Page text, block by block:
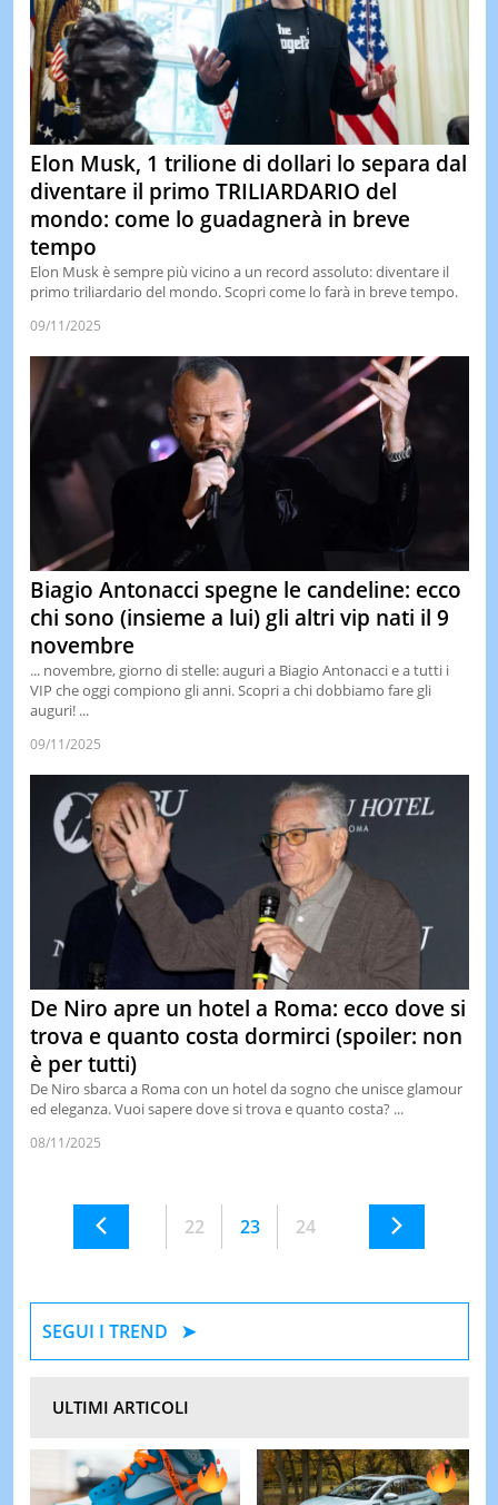
Elon Musk, 1 trilione di dollari lo separa dal
diventare il primo TRILIARDARIO del
mondo: come lo guadagnerà in breve
tempo
Elon Musk è sempre più vicino a un record assoluto: diventare il
primo triliardario del mondo. Scopri come lo farà in breve tempo.
09/11/2025
Biagio Antonacci spegne le candeline: ecco
chi sono (insieme a lui) gli altri vip nati il 9
novembre
... novembre, giorno di stelle: auguri a Biagio Antonacci e a tutti i
VIP che oggi compiono gli anni. Scopri a chi dobbiamo fare gli
auguri! ...
09/11/2025
De Niro apre un hotel a Roma: ecco dove si
trova e quanto costa dormirci (spoiler: non
è per tutti)
De Niro sbarca a Roma con un hotel da sogno che unisce glamour
ed eleganza. Vuoi sapere dove si trova e quanto costa? ...
08/11/2025
22 23 24
SEGUI I TREND
ULTIMI ARTICOLI